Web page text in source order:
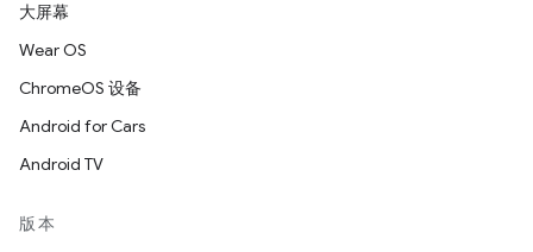
大屏幕
Wear OS
ChromeOS 设备
Android for Cars
Android TV
版本